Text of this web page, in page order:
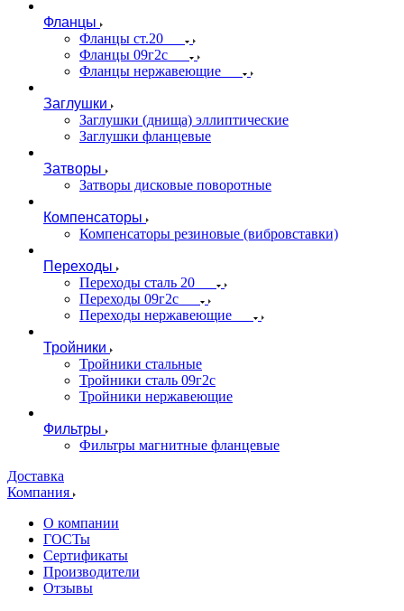
Фланцы
Фланцы ст.20
Фланцы 09г2с
Фланцы нержавеющие
Заглушки
Заглушки (днища) эллиптические
Заглушки фланцевые
Затворы
Затворы дисковые поворотные
Компенсаторы
Компенсаторы резиновые (вибровставки)
Переходы
Переходы сталь 20
Переходы 09г2с
Переходы нержавеющие
Тройники
Тройники стальные
Тройники сталь 09г2с
Тройники нержавеющие
Фильтры
Фильтры магнитные фланцевые
Доставка
Компания
О компании
ГОСТы
Сертификаты
Производители
Отзывы